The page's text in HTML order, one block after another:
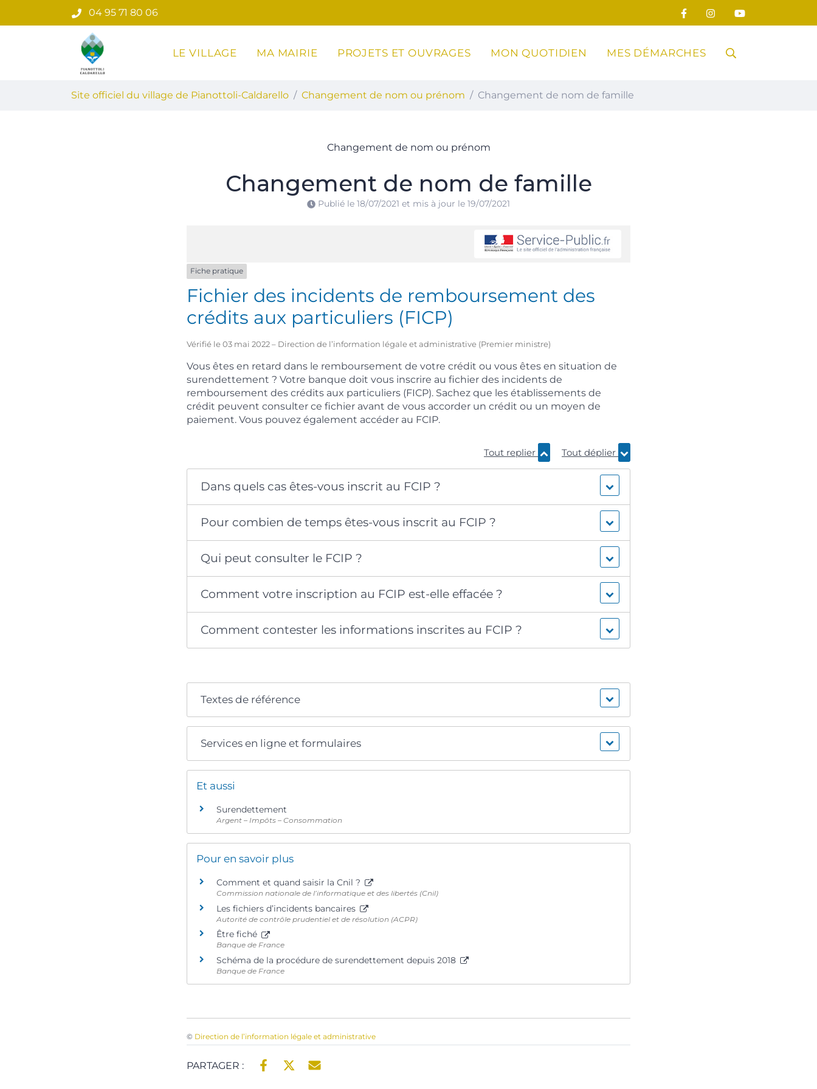
au
04 95 71 80 06
Site officiel du village de Pianottoli-Caldarello
LE VILLAGE MA MAIRIE PROJETS ET OUVRAGES MON QUOTIDIEN MES DÉMARCHES RECHERCHE
Site officiel du village de Pianottoli-Caldarello Changement de nom ou prénom Changement de nom de famille
Changement de nom ou prénom
Changement de nom de famille
Publié le 18/07/2021 et mis à jour le 19/07/2021
Fiche pratique
Fichier des incidents de remboursement des
crédits aux particuliers (FICP)
Vérifié le 03 mai 2022 – Direction de l’information légale et administrative (Premier ministre)
Vous êtes en retard dans le remboursement de votre crédit ou vous êtes en situation de
surendettement ? Votre banque doit vous inscrire au fichier des incidents de
remboursement des crédits aux particuliers (FICP). Sachez que les établissements de
crédit peuvent consulter ce fichier avant de vous accorder un crédit ou un moyen de
paiement. Vous pouvez également accéder au FCIP.
Tout replier Tout déplier
Dans quels cas êtes-vous inscrit au FCIP ?
Pour combien de temps êtes-vous inscrit au FCIP ?
Qui peut consulter le FCIP ?
Comment votre inscription au FCIP est-elle effacée ?
Comment contester les informations inscrites au FCIP ?
Textes de référence
Services en ligne et formulaires
Et aussi
Surendettement
Argent – Impôts – Consommation
Pour en savoir plus
Comment et quand saisir la Cnil ?
Commission nationale de l’informatique et des libertés (Cnil)
Les fichiers d’incidents bancaires
Autorité de contrôle prudentiel et de résolution (ACPR)
Être fiché
Banque de France
Schéma de la procédure de surendettement depuis 2018
Banque de France
© Direction de l’information légale et administrative
PARTAGER :